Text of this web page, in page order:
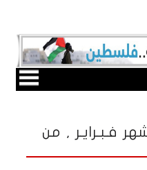
فـبـرايـر , من